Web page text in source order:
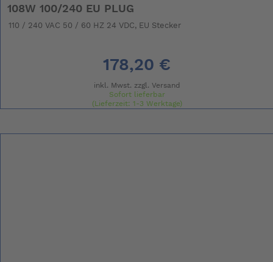
108W 100/240 EU PLUG
110 / 240 VAC 50 / 60 HZ 24 VDC, EU Stecker
178,20 €
inkl. Mwst. zzgl. Versand
Sofort lieferbar
(Lieferzeit: 1-3 Werktage)